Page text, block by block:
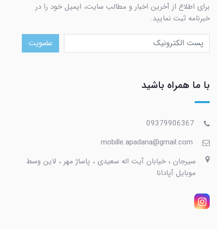
برای اطلاع از آخرین اخبار و مطالب سایت، ایمیل خود را در
خبرنامه ثبت نمایید.
عضویت
با ما همراه باشید
09379906367
mobille.apadana@gmail.com
سیرجان ، خیابان آیت اله سعیدی ، پاساژ مهر ، لاین وسط
موبایل آپادانا